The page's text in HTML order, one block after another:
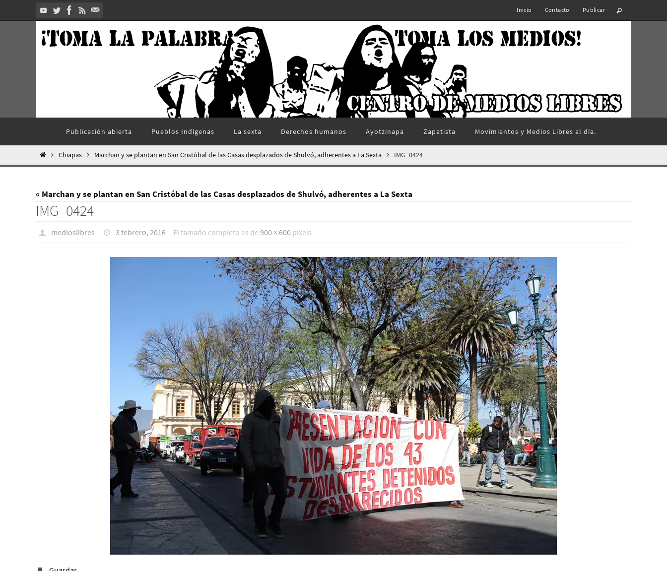
al
Inicio Contacto Publicar
contenido
Publicación abierta Pueblos Indí­genas La sexta Derechos humanos Ayotzinapa Zapatista Movimientos y Medios Libres al día.
InicioChiapas Marchan y se plantan en San Cristóbal de las Casas desplazados de Shulvó, adherentes a La Sexta IMG_0424
« Marchan y se plantan en San Cristóbal de las Casas desplazados de Shulvó, adherentes a La Sexta
IMG_0424
medioslibres 3 febrero, 2016 El tamaño completo es de900 × 600 pixels